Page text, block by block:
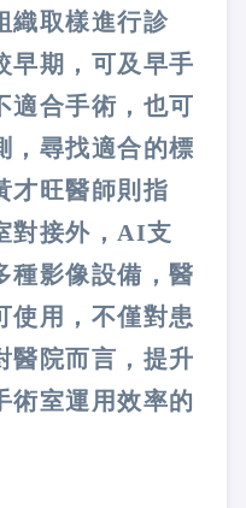
織取樣進行診
早期，可及早手
適合手術，也可
，尋找適合的標
才旺醫師則指
對接外，AI支
種影像設備，醫
使用，不僅對患
醫院而言，提升
術室運用效率的